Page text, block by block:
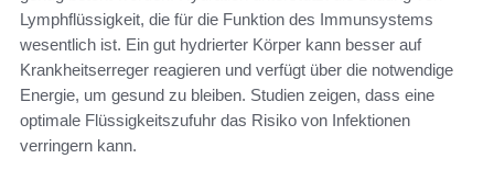
Lymphflüssigkeit, die für die Funktion des Immunsystems
wesentlich ist. Ein gut hydrierter Körper kann besser auf
Krankheitserreger reagieren und verfügt über die notwendige
Energie, um gesund zu bleiben. Studien zeigen, dass eine
optimale Flüssigkeitszufuhr das Risiko von Infektionen
verringern kann.